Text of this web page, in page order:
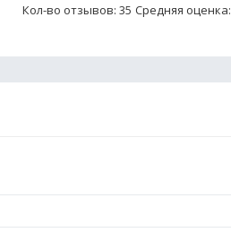
Кол-во отзывов: 35 Средняя оценка: